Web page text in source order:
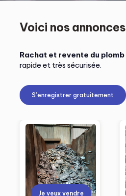
Voici nos
Rachat et revente du plomb
rapide et très sécurisée.
S’enregistrer gratuitement
Je veux vendre